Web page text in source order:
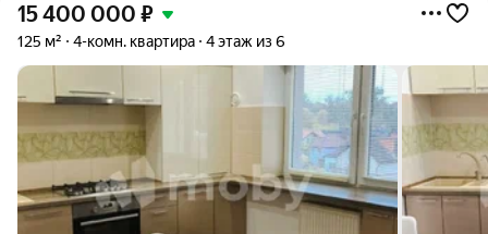
15 400 000 ₽
125 м² 4-комн. квартира 4 этаж из 6